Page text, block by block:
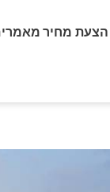
הצעת מחיר